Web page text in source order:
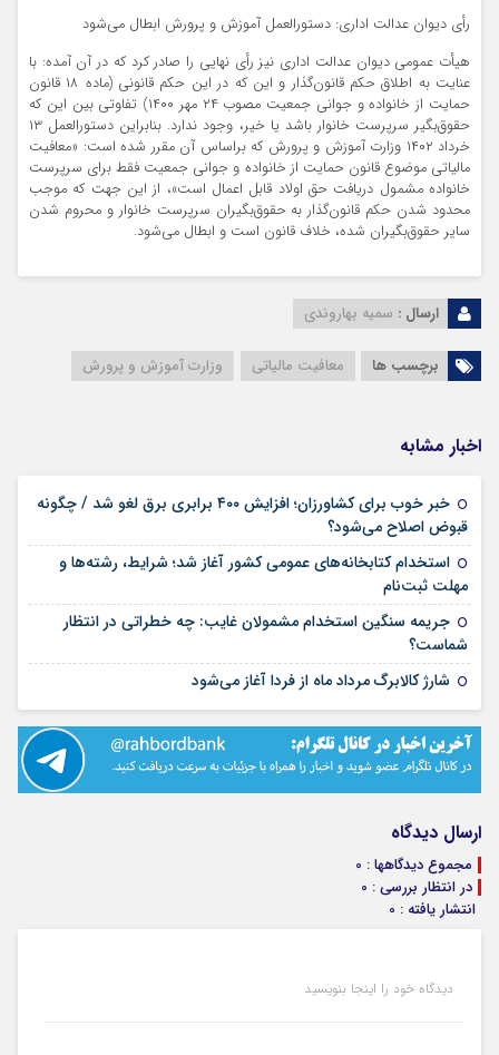
رأی دیوان عدالت اداری: دستورالعمل آموزش و پرورش ابطال می‌شود
هیأت عمومی دیوان عدالت اداری نیز رأی نهایی را صادر کرد که در آن آمده: با
عنایت به اطلاق حکم قانون‌گذار و این که در این حکم قانونی (ماده ۱۸ قانون
حمایت از خانواده و جوانی جمعیت مصوب ۲۴ مهر ۱۴۰۰) تفاوتی بین این که
حقوق‌بگیر سرپرست خانوار باشد یا خیر، وجود ندارد. بنابراین دستورالعمل ۱۳
خرداد ۱۴۰۲ وزارت آموزش و پرورش که براساس آن مقرر شده است: «معافیت
مالیاتی موضوع قانون حمایت از خانواده و جوانی جمعیت فقط برای سرپرست
خانواده مشمول دریافت حق اولاد قابل اعمال است»، از این جهت که موجب
محدود شدن حکم قانون‌گذار به حقوق‌بگیران سرپرست خانوار و محروم شدن
سایر حقوق‌بگیران شده، خلاف قانون است و ابطال می‌شود.
ارسال : سمیه بهاروندی
برچسب ها معافیت مالیاتی وزارت آموزش و پرورش
اخبار مشابه
خبر خوب برای کشاورزان؛ افزایش ۴۰۰ برابری برق لغو شد / چگونه
قبوض اصلاح می‌شود؟
استخدام کتابخانه‌های عمومی کشور آغاز شد؛ شرایط، رشته‌ها و
مهلت ثبت‌نام
جریمه سنگین استخدام مشمولان غایب: چه خطراتی در انتظار
شماست؟
شارژ کالابرگ مرداد ماه از فردا آغاز می‌شود
ارسال دیدگاه
مجموع دیدگاهها : 0
در انتظار بررسی : 0
انتشار یافته : 0
دیدگاه خود را اینجا بنویسید